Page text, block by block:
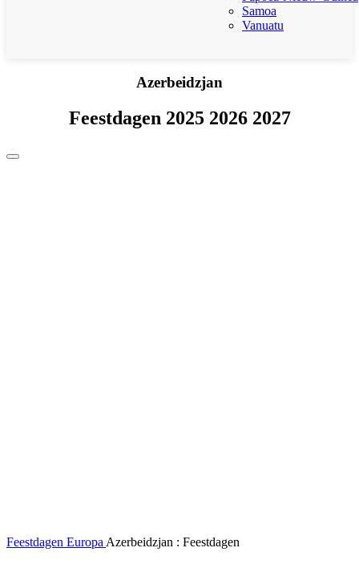
Samoa
Vanuatu
Azerbeidzjan
Feestdagen 2025 2026 2027
Feestdagen Europa Azerbeidzjan : Feestdagen